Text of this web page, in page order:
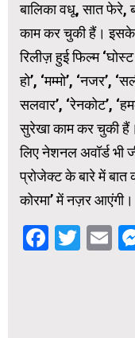
बालिका वधू, सात फेरे,
काम कर चुकी हैं। इसके
रिलीज़ हुई फिल्म
हो’, ‘मम्मो’, ‘नजर’,
सलवार’, ‘रेनकोट’,
सुरेखा काम कर चुकी
लिए नेशनल अवॉर्ड
प्रोजेक्ट के बारे में बात
कोरमा’ में नज़र आएंगी।